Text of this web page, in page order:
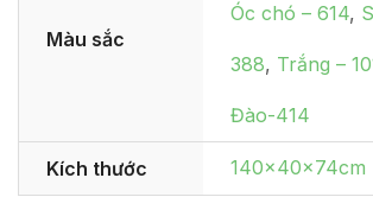
Màu sắc
Óc chó – 614,
388, Trắng –
Đào-414
Kích thước 140x40x74cm